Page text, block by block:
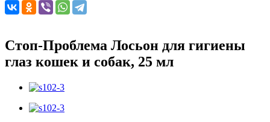
Стоп-Проблема Лосьон для гигиены
глаз кошек и собак, 25 мл